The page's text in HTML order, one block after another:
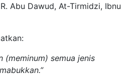
Abu Dawud, At-Tirmidzi, Ibnu
(meminum) semua jenis